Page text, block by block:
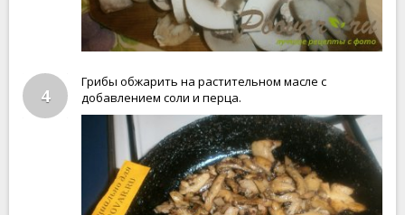
4
Грибы обжарить на растительном масле с
добавлением соли и перца.